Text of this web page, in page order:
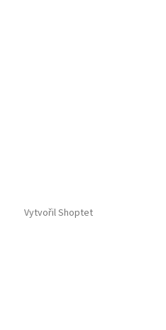
Vytvořil Shoptet